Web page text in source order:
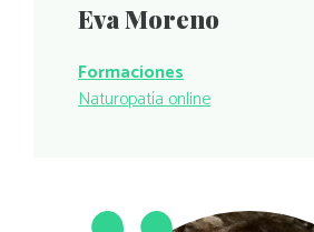
Eva Moreno
Formaciones
Naturopatía online